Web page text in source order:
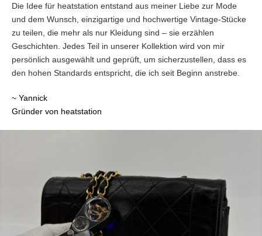
Die Idee für heatstation entstand aus meiner Liebe zur Mode
und dem Wunsch, einzigartige und hochwertige Vintage-Stücke
zu teilen, die mehr als nur Kleidung sind – sie erzählen
Geschichten. Jedes Teil in unserer Kollektion wird von mir
persönlich ausgewählt und geprüft, um sicherzustellen, dass es
den hohen Standards entspricht, die ich seit Beginn anstrebe.
~ Yannick
Gründer von heatstation